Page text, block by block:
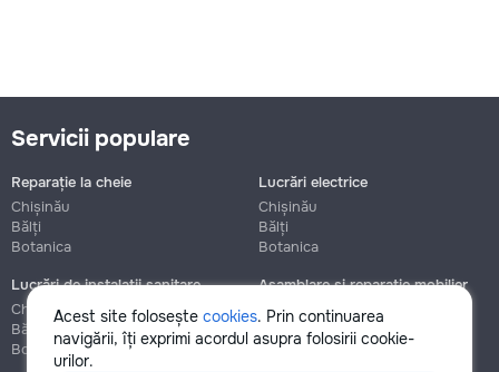
Acest site folosește cookies. Prin continuarea
navigării, îți exprimi acordul asupra folosirii cookie-
urilor.
Servicii populare
Reparație la cheie
Chișinău
Bălți
Botanica
Lucrări electrice
Chișinău
Bălți
Botanica
Lucrări de instalații sanitare
Chișinău
Bălți
Botanica
Asamblare și reparație mobilier
Chișinău
Botanica